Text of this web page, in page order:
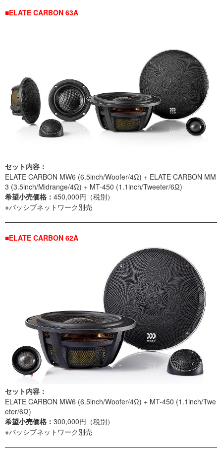
■ELATE CARBON 63A
セット内容：
ELATE CARBON MW6 (6.5inch/Woofer/4Ω) + ELATE CARBON MM
3 (3.5inch/Midrange/4Ω) + MT-450 (1.1inch/Tweeter/6Ω)
希望小売価格： 450,000円（税別）
※パッシブネットワーク別売
■ELATE CARBON 62A
セット内容：
ELATE CARBON MW6 (6.5inch/Woofer/4Ω) + MT-450 (1.1inch/Twe
eter/6Ω)
希望小売価格： 300,000円（税別）
※パッシブネットワーク別売